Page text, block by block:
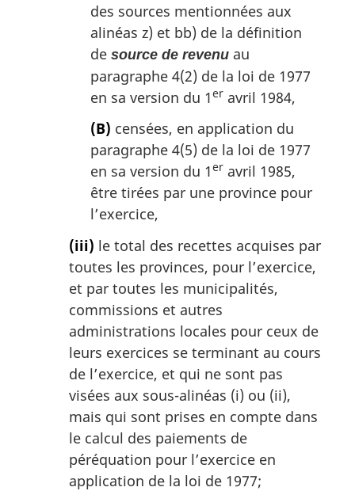
des sources mentionnées aux
alinéas z) et bb) de la définition
de source de revenu au
paragraphe 4(2) de la loi de 1977
en sa version du 1er avril 1984,
(B) censées, en application du
paragraphe 4(5) de la loi de 1977
en sa version du 1er avril 1985,
être tirées par une province pour
l’exercice,
(iii) le total des recettes acquises par
toutes les provinces, pour l’exercice,
et par toutes les municipalités,
commissions et autres
administrations locales pour ceux de
leurs exercices se terminant au cours
de l’exercice, et qui ne sont pas
visées aux sous-alinéas (i) ou (ii),
mais qui sont prises en compte dans
le calcul des paiements de
péréquation pour l’exercice en
application de la loi de 1977;